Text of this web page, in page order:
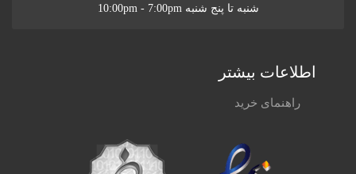
شنبه تا پنج شنبه 10:00pm - 7:00pm
اطلاعات بیشتر
راهنمای خرید